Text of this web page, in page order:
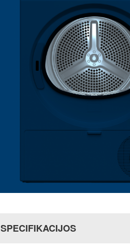
SPECIFIKACIJOS